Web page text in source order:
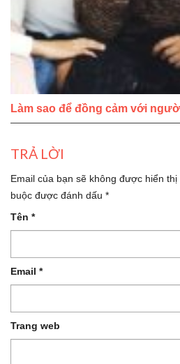
Làm sao để đồng cảm với
TRẢ LỜI
Email của bạn sẽ không được hiển thị
buộc được đánh dấu *
Tên *
Email *
Trang web